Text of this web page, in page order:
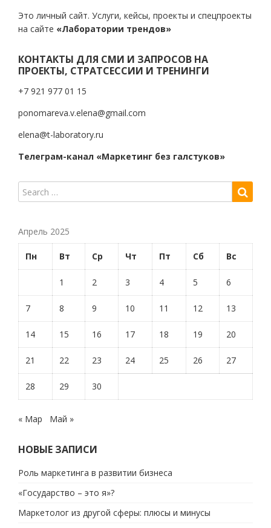
Это личный сайт. Услуги, кейсы, проекты и спецпроекты
на сайте «Лаборатории трендов»
КОНТАКТЫ ДЛЯ СМИ И ЗАПРОСОВ НА
ПРОЕКТЫ, СТРАТСЕССИИ И ТРЕНИНГИ
+7 921 977 01 15
ponomareva.v.elena@gmail.com
elena@t-laboratory.ru
Телеграм-канал «Маркетинг без галстуков»
Апрель 2025
Пн Вт Ср Чт Пт Сб Вс
1 2 3 4 5 6
7 8 9 10 11 12 13
14 15 16 17 18 19 20
21 22 23 24 25 26 27
28 29 30
« Мар Май »
НОВЫЕ ЗАПИСИ
Роль маркетинга в развитии бизнеса
«Государство – это я»?
Маркетолог из другой сферы: плюсы и минусы